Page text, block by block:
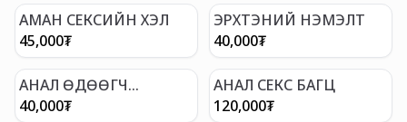
АМАН СЕКСИЙН ХЭЛ
45,000₮
ЭРХТЭНИЙ НЭМЭЛТ
40,000₮
АНАЛ ӨДӨӨГЧ
БӨМБӨЛӨГ
40,000₮
АНАЛ СЕКС БАГЦ
120,000₮